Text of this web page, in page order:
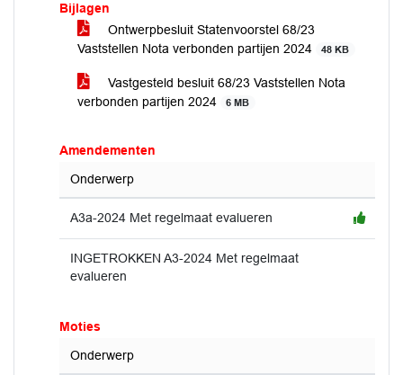
Bijlagen
Ontwerpbesluit Statenvoorstel 68/23
Vaststellen Nota verbonden partijen 2024
48 KB
Vastgesteld besluit 68/23 Vaststellen Nota
verbonden partijen 2024
6 MB
Amendementen
Onderwerp
A3a-2024 Met regelmaat evalueren
INGETROKKEN A3-2024 Met regelmaat
evalueren
Moties
Onderwerp